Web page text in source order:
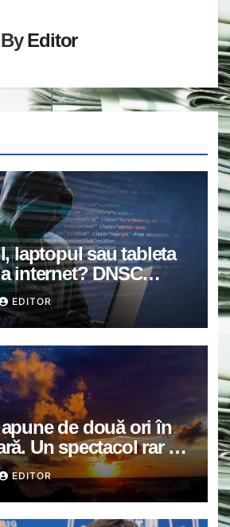
ByEditor
laptopul sau tableta
internet? DNSC
asupra unui risc pe
îl ignoră
EDITOR
de două ori în
Un spectacol rar va
unui sat din
EDITOR